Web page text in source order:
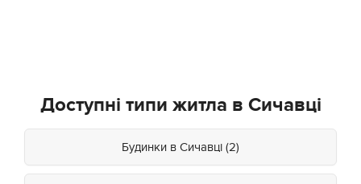
Доступні типи житла в Сичавці
Будинки в Сичавці (2)